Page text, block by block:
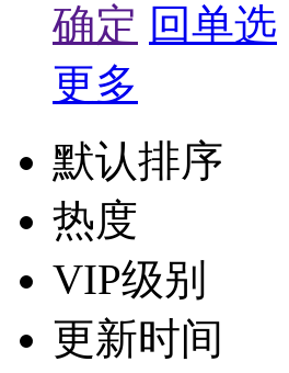
确定 回单选
更多
默认排序
热度
VIP级别
更新时间